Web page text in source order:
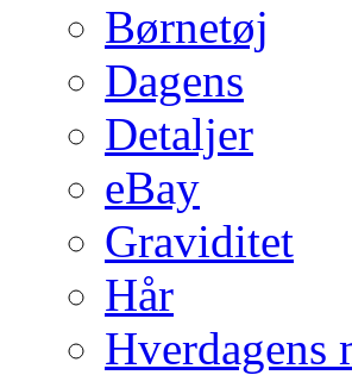
Børnetøj
Dagens
Detaljer
eBay
Graviditet
Hår
Hverdagens